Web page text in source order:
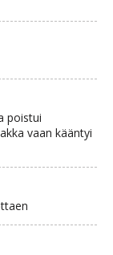
poistui
vaan kääntyi